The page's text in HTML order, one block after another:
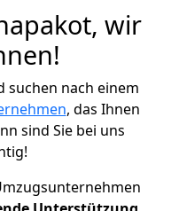
wir
suchen nach einem
, das Ihnen
sind Sie bei uns